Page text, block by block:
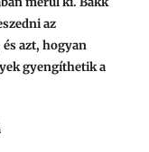
az
azt, hogyan
gyengíthetik a